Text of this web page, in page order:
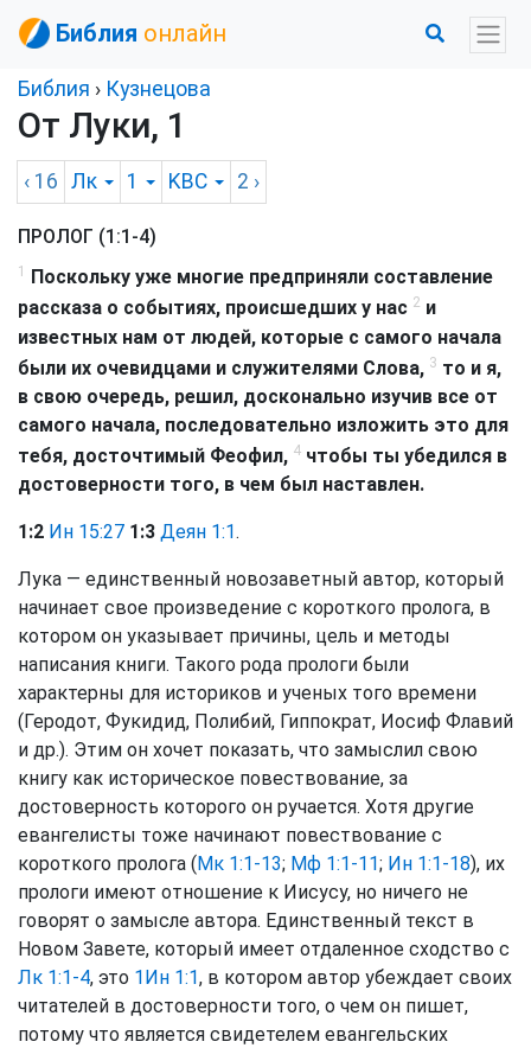
Библия онлайн
Библия › Кузнецова
От Луки, 1
‹ 16 Лк 1 KBC 2 ›
ПРОЛОГ (1:1-4)
1
Поскольку уже многие предприняли составление
рассказа о событиях, происшедших у нас 2 и
известных нам от людей, которые с самого начала
были их очевидцами и служителями Слова, 3 то и я,
в свою очередь, решил, досконально изучив все от
самого начала, последовательно изложить это для
тебя, досточтимый Феофил, 4 чтобы ты убедился в
достоверности того, в чем был наставлен.
1:2 Ин 15:27 1:3 Деян 1:1.
Лука — единственный новозаветный автор, который
начинает свое произведение с короткого пролога, в
котором он указывает причины, цель и методы
написания книги. Такого рода прологи были
характерны для историков и ученых того времени
(Геродот, Фукидид, Полибий, Гиппократ, Иосиф Флавий
и др.). Этим он хочет показать, что замыслил свою
книгу как историческое повествование, за
достоверность которого он ручается. Хотя другие
евангелисты тоже начинают повествование с
короткого пролога ( Мк 1:1-13; Мф 1:1-11; Ин 1:1-18), их
прологи имеют отношение к Иисусу, но ничего не
говорят о замысле автора. Единственный текст в
Новом Завете, который имеет отдаленное сходство с
Лк 1:1-4, это 1Ин 1:1, в котором автор убеждает своих
читателей в достоверности того, о чем он пишет,
потому что является свидетелем евангельских